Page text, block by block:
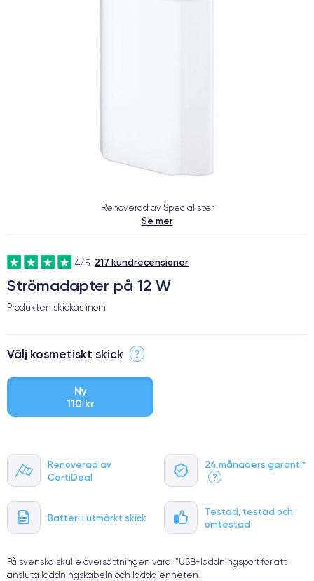
Renoverad av Specialister
Se mer
4/5-217 kundrecensioner
Strömadapter på 12 W
Produkten skickas inom
Renoverad av
CertiDeal
24 månaders garanti*
?
Batteri i utmärkt skick
Testad, testad och
omtestad
Välj kosmetiskt skick ?
Ny
110 kr
●
● Oklanderlig kvalitetsskärm
● Endast 5% av våra telefoner har premiumklassning
På svenska skulle översättningen vara: "USB-laddningsport för att
ansluta laddningskabeln och ladda enheten.